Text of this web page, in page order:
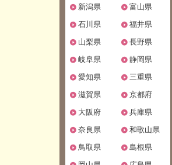
新潟県
富山県
石川県
福井県
山梨県
長野県
岐阜県
静岡県
愛知県
三重県
滋賀県
京都府
大阪府
兵庫県
奈良県
和歌山県
鳥取県
島根県